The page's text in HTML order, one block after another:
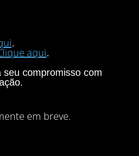
.
aqui.
compromisso com
em breve.